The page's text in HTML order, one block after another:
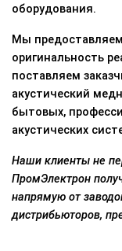
оборудования.
Мы
оригинальность
поставляем
акустический
бытовых,
акустических
Наши клиенты не
ПромЭлектрон
напрямую от
дистрибьюторов,